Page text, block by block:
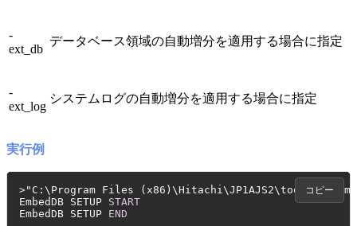
-
ext_db
データベース領域の自動増分を適用する場合に指定
-
ext_log
システムログの自動増分を適用する場合に指定
実行例
>"C:\Program Files
EmbedDB SETUP START
EmbedDB SETUP END
コピー